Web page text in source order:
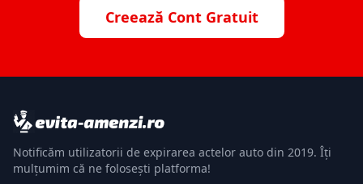
Creează Cont Gratuit
Notificăm utilizatorii de expirarea actelor auto din 2019. Îți
mulțumim că ne folosești platforma!